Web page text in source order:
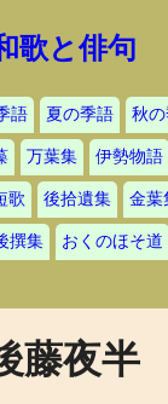
歌と俳句
語 夏の季語 秋
万葉集 伊勢物語
歌 後拾遺集 金葉
撰集 おくのほそ道
藤夜半